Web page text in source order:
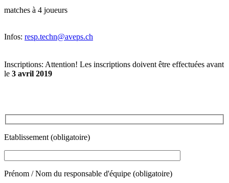
matches à 4 joueurs
Infos: resp.techn@aveps.ch
Inscriptions: Attention! Les inscriptions doivent être effectuées avant
le 3 avril 2019
Etablissement (obligatoire)
Prénom / Nom du responsable d'équipe (obligatoire)